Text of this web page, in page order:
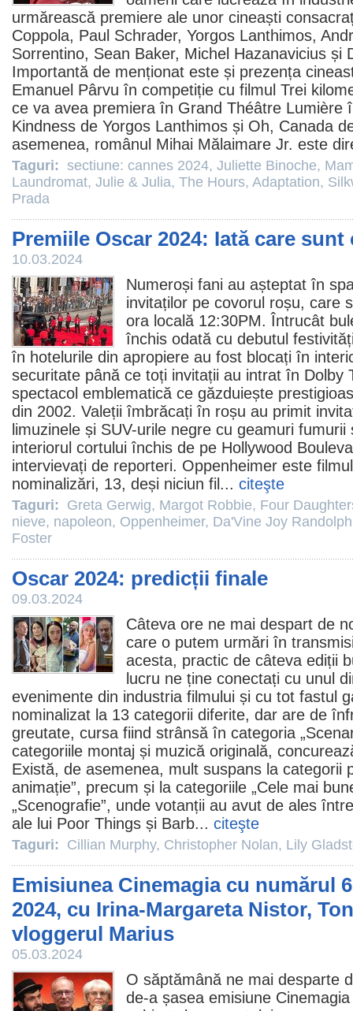
urmărească premiere ale unor cineaști
Coppola, Paul Schrader, Yorgos Lanthimos,
Sorrentino, Sean Baker, Michel Hazanavicius și
Importantă de menționat este și prezența
Emanuel Pârvu în competiție cu filmul Trei
ce va avea premiera în Grand Théâtre Lumière
Kindness de Yorgos Lanthimos și Oh, Canada
asemenea, românul Mihai Mălaimare Jr. este
Taguri: sectiune: cannes 2024, Juliette Binoche,
Laundromat, Julie & Julia, The Hours, Adaptation,
Prada
Premiile Oscar 2024: Iată care
10.03.2024
Numeroși fani au așteptat în
invitaților pe covorul roșu, care
ora locală 12:30PM. Întrucât
închis odată cu debutul
în hotelurile din apropiere au fost blocați în
securitate până ce toți invitații au intrat în Dolby
spectacol emblematică ce găzduiește
din 2002. Valeții îmbrăcați în roșu au primit
limuzinele și SUV-urile negre cu geamuri
interiorul cortului închis de pe Hollywood
intervievați de reporteri. Oppenheimer este filmul
nominalizări, 13, deși niciun fil ... citeşte
Taguri: Greta Gerwig, Margot Robbie, Four
nieve, napoleon, Oppenheimer, Da'Vine Joy Randolph
Foster
Oscar 2024: predicții finale
09.03.2024
Câteva ore ne mai despart de
care o putem urmări în
acesta, practic de câteva ediții
lucru ne ține conectați cu unul
evenimente din industria filmului și cu tot fastul
nominalizat la 13 categorii diferite, dar are de
greutate, cursa fiind strânsă în categoria
categoriile montaj și muzică originală,
Există, de asemenea, mult suspans la categorii
animație”, precum și la categoriile „Cele mai
„Scenografie”, unde votanții au avut de ales
ale lui Poor Things și Barb... citeşte
Taguri: Cillian Murphy, Christopher Nolan, Lily
Emisiunea Cinemagia cu numărul
2024, cu Irina-Margareta Nistor,
vloggerul Marius
05.03.2024
O săptămână ne mai desparte
de-a șasea emisiune